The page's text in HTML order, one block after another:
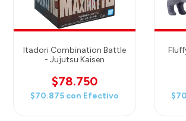
Itadori Combination Battle
- Jujutsu Kaisen
$78.750
$70.875 con Efectivo